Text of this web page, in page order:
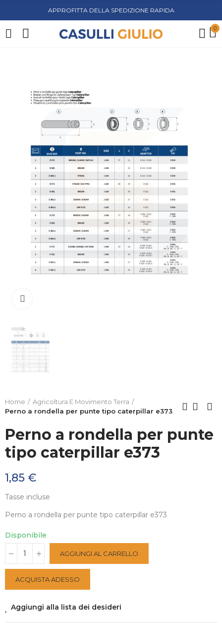
APPROFITTA DELLA SPEDIZIONE RAPIDA
0
Home
Agricoltura E Movimento Terra
Perno a rondella per punte tipo caterpillar e373
Perno a rondella per punte
tipo caterpillar e373
1,85 €
Tasse incluse
Perno a rondella per punte tipo caterpillar e373
Disponibile
AGGIUNGI AL CARRELLO
ACQUISTA ADESSO
Aggiungi alla lista dei desideri